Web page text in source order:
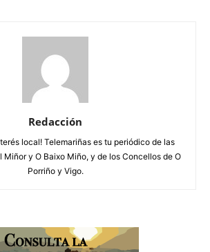
Redacción
local! Telemariñas es tu periódico de las
Miñor y O Baixo Miño, y de los Concellos de O
Porriño y Vigo.